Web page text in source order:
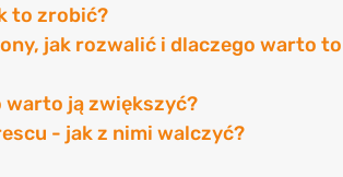
to zrobić?
jak rozwalić i dlaczego warto to
warto ją zwiększyć?
- jak z nimi walczyć?